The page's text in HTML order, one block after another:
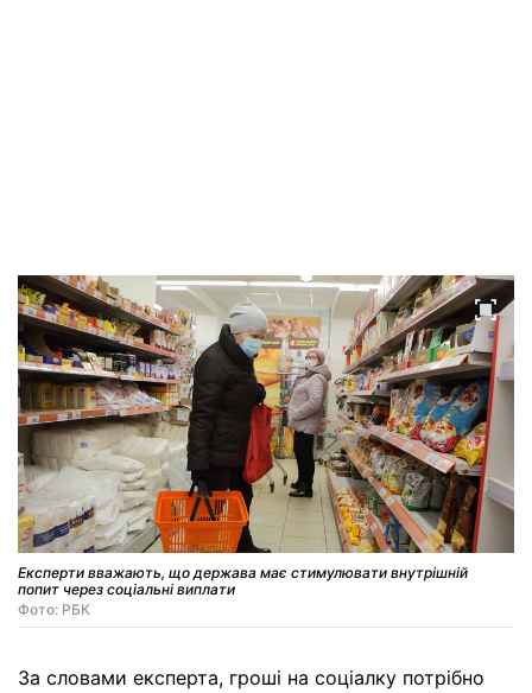
Експерти вважають, що держава має стимулювати внутрішній
попит через соціальні виплати
Фото: РБК
За словами експерта, гроші на соціалку потрібно